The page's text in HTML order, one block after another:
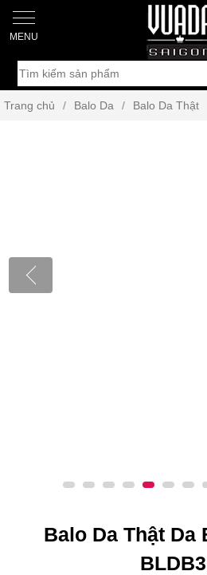
MENU
Trang chủ / Balo Da / Balo Da Thật
Balo Da Thật Da